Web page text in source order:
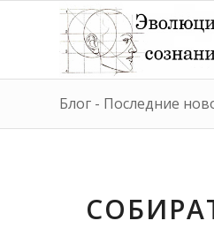
Блог - Последние